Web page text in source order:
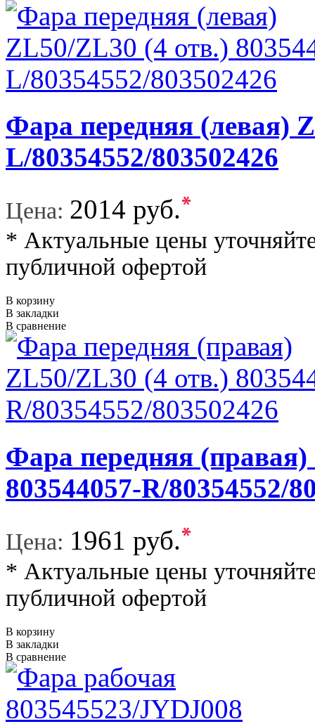
Фара передняя (левая)
L/80354552/803502426
Цена: 2014 руб.*
* Актуальные цены
публичной офертой
В корзину
В закладки
В сравнение
Фара передняя
803544057-R/80354552/
Цена: 1961 руб.*
* Актуальные цены
публичной офертой
В корзину
В закладки
В сравнение